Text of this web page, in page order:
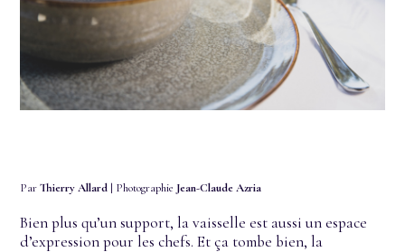
ParThierry Allard | Photographie Jean-Claude Azria
Bien plus qu’un support, la vaisselle est aussi un espace
d’expression pour les chefs. Et ça tombe bien, la